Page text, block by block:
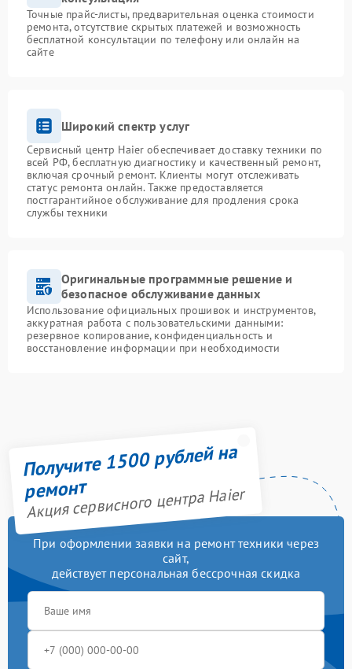
Точные прайс-листы, предварительная оценка стоимости
ремонта, отсутствие скрытых платежей и возможность
бесплатной консультации по телефону или онлайн на
сайте
Широкий спектр услуг
Сервисный центр Haier обеспечивает доставку техники по
всей РФ, бесплатную диагностику и качественный ремонт,
включая срочный ремонт. Клиенты могут отслеживать
статус ремонта онлайн. Также предоставляется
постгарантийное обслуживание для продления срока
службы техники
Оригинальные программные решение и
безопасное обслуживание данных
Использование официальных прошивок и инструментов,
аккуратная работа с пользовательскими данными:
резервное копирование, конфиденциальность и
восстановление информации при необходимости
Получите 1500 рублей на
ремонт
Акция сервисного центра Haier
При оформлении заявки на ремонт техники через
сайт,
действует персональная бессрочная скидка